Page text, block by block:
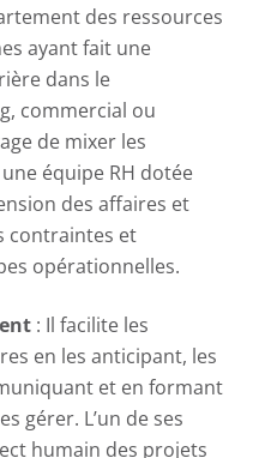
des ressources
ayant fait une
dans le
commercial ou
de mixer les
équipe RH dotée
des affaires et
contraintes et
opérationnelles.
: Il facilite les
en les anticipant, les
et en formant
gérer. L’un de ses
humain des projets